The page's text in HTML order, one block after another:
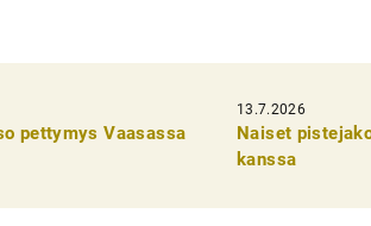
pettymys Vaasassa
13.7.2026
Naiset
kanssa